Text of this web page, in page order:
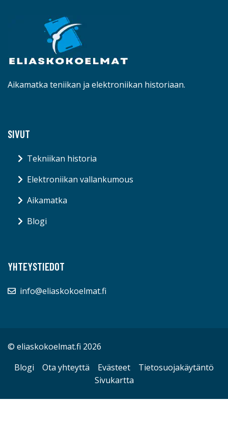
Aikamatka teniikan ja elektroniikan historiaan.
SIVUT
Tekniikan historia
Elektroniikan vallankumous
Aikamatka
Blogi
YHTEYSTIEDOT
info@eliaskokoelmat.fi
© eliaskokoelmat.fi 2026
Blogi
Ota yhteyttä Evästeet
Tietosuojakäytäntö
Sivukartta